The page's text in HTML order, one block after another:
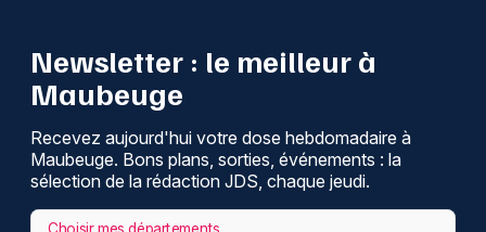
Newsletter : le meilleur à
Maubeuge
Recevez aujourd'hui votre dose hebdomadaire à
Maubeuge. Bons plans, sorties, événements : la
sélection de la rédaction JDS, chaque jeudi.
Choisir mes départements